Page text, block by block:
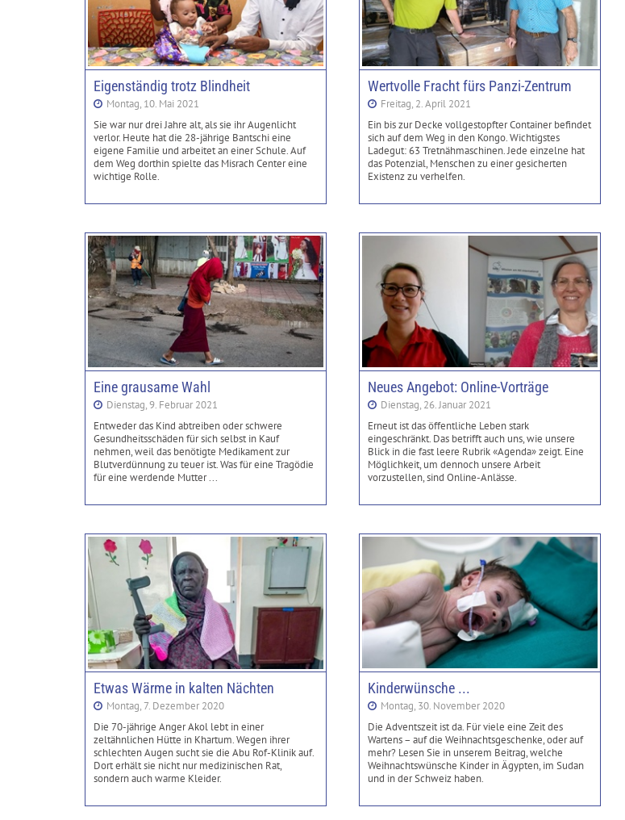
Eigenständig trotz Blindheit
Montag, 10. Mai 2021
Sie war nur drei Jahre alt, als sie ihr Augenlicht
verlor. Heute hat die 28-jährige Bantschi eine
eigene Familie und arbeitet an einer Schule. Auf
dem Weg dorthin spielte das Misrach Center eine
wichtige Rolle.
Wertvolle Fracht fürs Panzi-Zentrum
Freitag, 2. April 2021
Ein bis zur Decke vollgestopfter Container befindet
sich auf dem Weg in den Kongo. Wichtigstes
Ladegut: 63 Tretnähmaschinen. Jede einzelne hat
das Potenzial, Menschen zu einer gesicherten
Existenz zu verhelfen.
Eine grausame Wahl
Dienstag, 9. Februar 2021
Entweder das Kind abtreiben oder schwere
Gesundheitsschäden für sich selbst in Kauf
nehmen, weil das benötigte Medikament zur
Blutverdünnung zu teuer ist. Was für eine Tragödie
für eine werdende Mutter ...
Neues Angebot: Online-Vorträge
Dienstag, 26. Januar 2021
Erneut ist das öffentliche Leben stark
eingeschränkt. Das betrifft auch uns, wie unsere
Blick in die fast leere Rubrik «Agenda» zeigt. Eine
Möglichkeit, um dennoch unsere Arbeit
vorzustellen, sind Online-Anlässe.
Etwas Wärme in kalten Nächten
Montag, 7. Dezember 2020
Die 70-jährige Anger Akol lebt in einer
zeltähnlichen Hütte in Khartum. Wegen ihrer
schlechten Augen sucht sie die Abu Rof-Klinik auf.
Dort erhält sie nicht nur medizinischen Rat,
sondern auch warme Kleider.
Kinderwünsche ...
Montag, 30. November 2020
Die Adventszeit ist da. Für viele eine Zeit des
Wartens – auf die Weihnachtsgeschenke, oder auf
mehr? Lesen Sie in unserem Beitrag, welche
Weihnachtswünsche Kinder in Ägypten, im Sudan
und in der Schweiz haben.